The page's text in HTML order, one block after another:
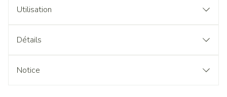
Utilisation
Détails
Notice